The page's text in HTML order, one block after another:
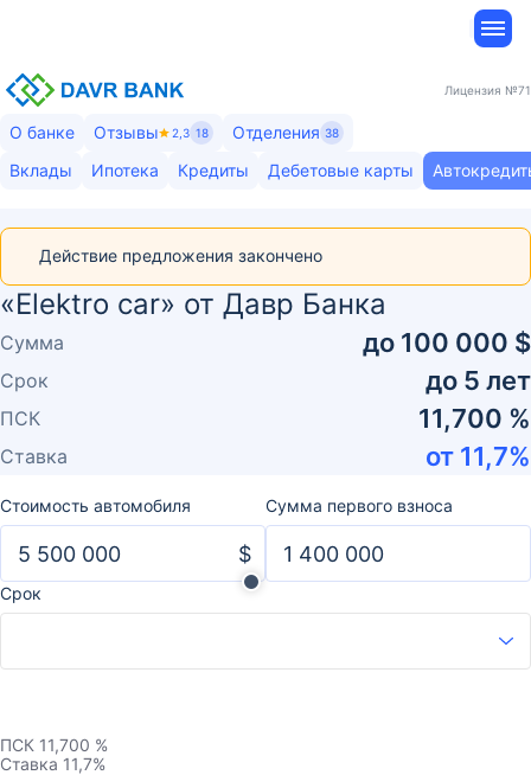
Лицензия №71
О банке Отзывы 2,3 18 Отделения 38
Вклады Ипотека Кредиты Дебетовые карты
Действие предложения закончено
«Elektro car» от Давр Банка
Сумма до 100 000 $
Срок до 5 лет
ПСК 11,700 %
Ставка от 11,7%
Стоимость автомобиля
$
Сумма первого взноса
Срок
ПСК 11,700 %
Ставка 11,7%